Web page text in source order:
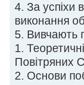
4. За успіхи
виконання
5. Вивчають
1.
Повітряних
2. Основи